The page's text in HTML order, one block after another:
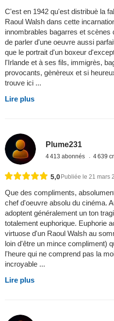
C'est en 1942 qu'est distribuè la
Raoul Walsh dans cette
innombrables bagarres et scènes
de parler d'une oeuvre aussi
que le portrait d'un boxeur
l'Irlande et à ses fils, immigrès,
provocants, gènèreux et si
trouve ici ...
Lire plus
Plume231
4 413 abonnés 4 639
5,0 Publiée le 21 mars
Que des compliments,
chef d'oeuvre absolu du cinéma.
adoptent généralement un ton
totalement euphorique. Euphorie
virtuose d'un Raoul Walsh au
loin d'être un mince compliment)
l'heure qui ne comprend pas la
incroyable ...
Lire plus